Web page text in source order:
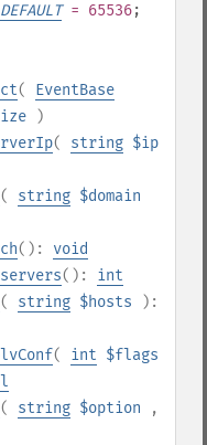
= 65536;
(
EventBase
)
( string $ip
( string $domain
(): void
(): int
( string $hosts
):
( int $flags
( string $option
,